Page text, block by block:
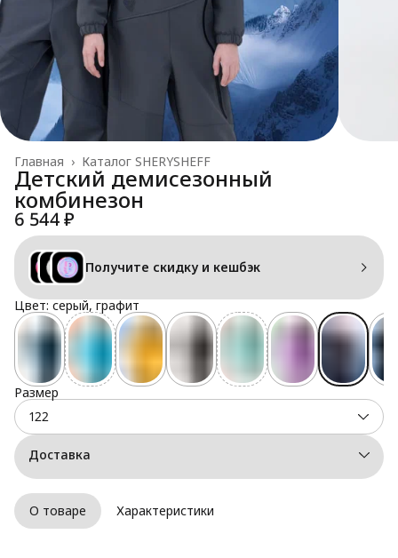
Каталог SHERYSHEFF
Главная ›
Детский демисезонный
комбинезон
6 544 ₽
Получите скидку и кешбэк
Цвет: серый, графит
Размер
122
Доставка
О товаре Характеристики